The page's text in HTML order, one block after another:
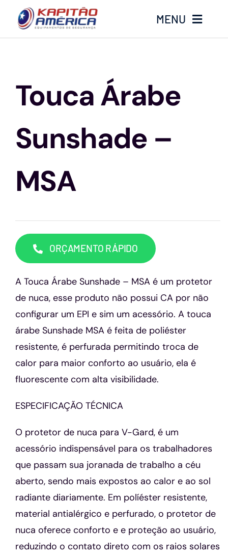
o
MENU
Produtos
Luvas
Altura
Capacetes
Contato
Touca Árabe
Sunshade –
MSA
ORÇAMENTO RÁPIDO
A Touca Árabe Sunshade – MSA é um protetor
de nuca, esse produto não possui CA por não
configurar um EPI e sim um acessório. A touca
árabe Sunshade MSA é feita de poliéster
resistente, é perfurada permitindo troca de
calor para maior conforto ao usuário, ela é
fluorescente com alta visibilidade.
ESPECIFICAÇÃO TÉCNICA
O protetor de nuca para V-Gard, é um
acessório indispensável para os trabalhadores
que passam sua joranada de trabalho a céu
aberto, sendo mais expostos ao calor e ao sol
radiante diariamente. Em políéster resistente,
material antialérgico e perfurado, o protetor de
nuca oferece conforto e e proteção ao usuário,
reduzindo o contato direto com os raios solares